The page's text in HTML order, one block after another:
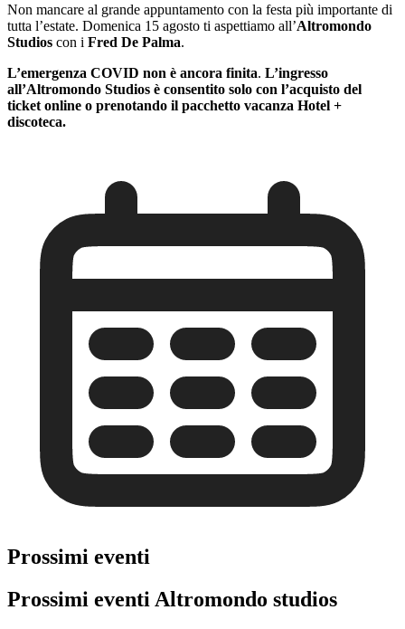
Non mancare al grande appuntamento con la festa più importante di
tutta l’estate. Domenica 15 agosto ti aspettiamo all’Altromondo
Studios con i Fred De Palma.
L’emergenza COVID non è ancora finita. L’ingresso
all’Altromondo Studios è consentito solo con l’acquisto del
ticket online o prenotando il pacchetto vacanza Hotel +
discoteca.
Prossimi eventi
Prossimi eventi Altromondo studios